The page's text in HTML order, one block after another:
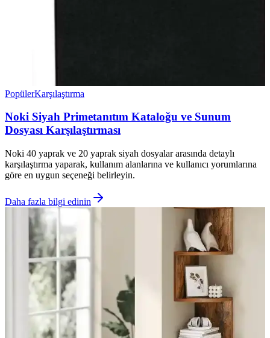
PopülerKarşılaştırma
Noki Siyah Primetanıtım Kataloğu ve Sunum
Dosyası Karşılaştırması
Noki 40 yaprak ve 20 yaprak siyah dosyalar arasında detaylı
karşılaştırma yaparak, kullanım alanlarına ve kullanıcı yorumlarına
göre en uygun seçeneği belirleyin.
Daha fazla bilgi edinin